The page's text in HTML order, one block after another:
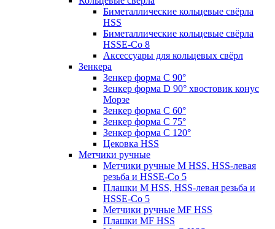
Биметаллические кольцевые свёрла
HSS
Биметаллические кольцевые свёрла
HSSE-Co 8
Аксессуары для кольцевых свёрл
Зенкера
Зенкер форма С 90°
Зенкер форма D 90° хвостовик конус
Морзе
Зенкер форма С 60°
Зенкер форма С 75°
Зенкер форма С 120°
Цековка HSS
Метчики ручные
Метчики ручные M HSS, HSS-левая
резьба и HSSE-Co 5
Плашки M HSS, HSS-левая резьба и
HSSE-Co 5
Метчики ручные MF HSS
Плашки MF HSS